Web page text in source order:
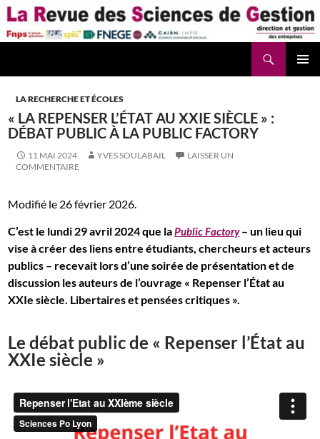
Aller
au
contenu
LA RECHERCHE ET ÉCOLES
« LA REPENSER L’ÉTAT AU XXIE SIÈCLE » :
DÉBAT PUBLIC À LA PUBLIC FACTORY
11 MAI 2024 YVES SOULABAIL
LAISSER UN
COMMENTAIRE
Modifié le 26 février 2026.
C’est le lundi 29 avril 2024 que laPublic Factory– un lieu qui
vise à créer des liens entre étudiants, chercheurs et acteurs
publics – recevait lors d’une soirée de présentation et de
discussion les auteurs de l’ouvrage « Repenser l’État au
XXIe siècle. Libertaires et pensées critiques ».
Le débat public de « Repenser l’État au
XXIe siècle »